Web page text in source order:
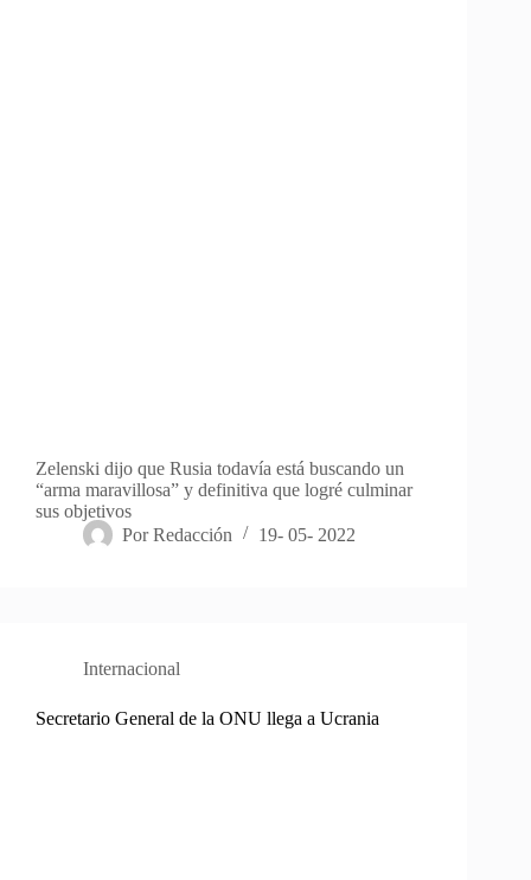
Zelenski dijo que Rusia todavía está buscando un
“arma maravillosa” y definitiva que logré culminar
sus objetivos
Por Redacción 19- 05- 2022
Internacional
Secretario General de la ONU llega a Ucrania